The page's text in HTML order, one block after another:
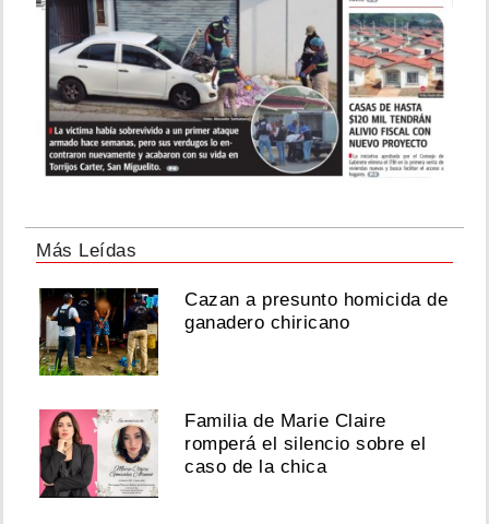
Más Leídas
Cazan a presunto homicida de
ganadero chiricano
Familia de Marie Claire
romperá el silencio sobre el
caso de la chica